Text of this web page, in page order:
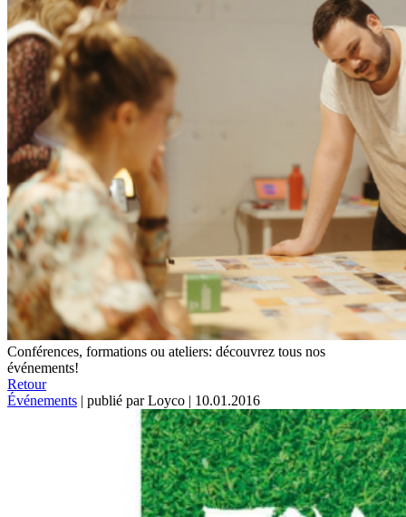
Conférences, formations ou ateliers: découvrez tous nos
événements!
Retour
Événements | publié par Loyco | 10.01.2016